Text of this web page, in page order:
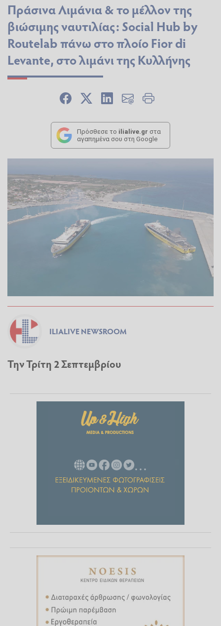
Πράσινα Λιμάνια & το μέλλον της
βιώσιμης ναυτιλίας: Social Hub by
Routelab πάνω στο πλοίο Fior di
Levante, στο λιμάνι της Κυλλήνης
Πρόσθεσε το ilialive.gr στα
αγαπημένα σου στη Google
ILIALIVE NEWSROOM
Την Τρίτη 2 Σεπτεμβρίου